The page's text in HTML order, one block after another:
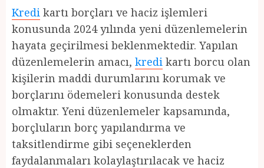
Kredi kartı borçları ve haciz işlemleri
konusunda 2024 yılında yeni düzenlemelerin
hayata geçirilmesi beklenmektedir. Yapılan
düzenlemelerin amacı, kredi kartı borcu olan
kişilerin maddi durumlarını korumak ve
borçlarını ödemeleri konusunda destek
olmaktır. Yeni düzenlemeler kapsamında,
borçluların borç yapılandırma ve
taksitlendirme gibi seçeneklerden
faydalanmaları kolaylaştırılacak ve haciz